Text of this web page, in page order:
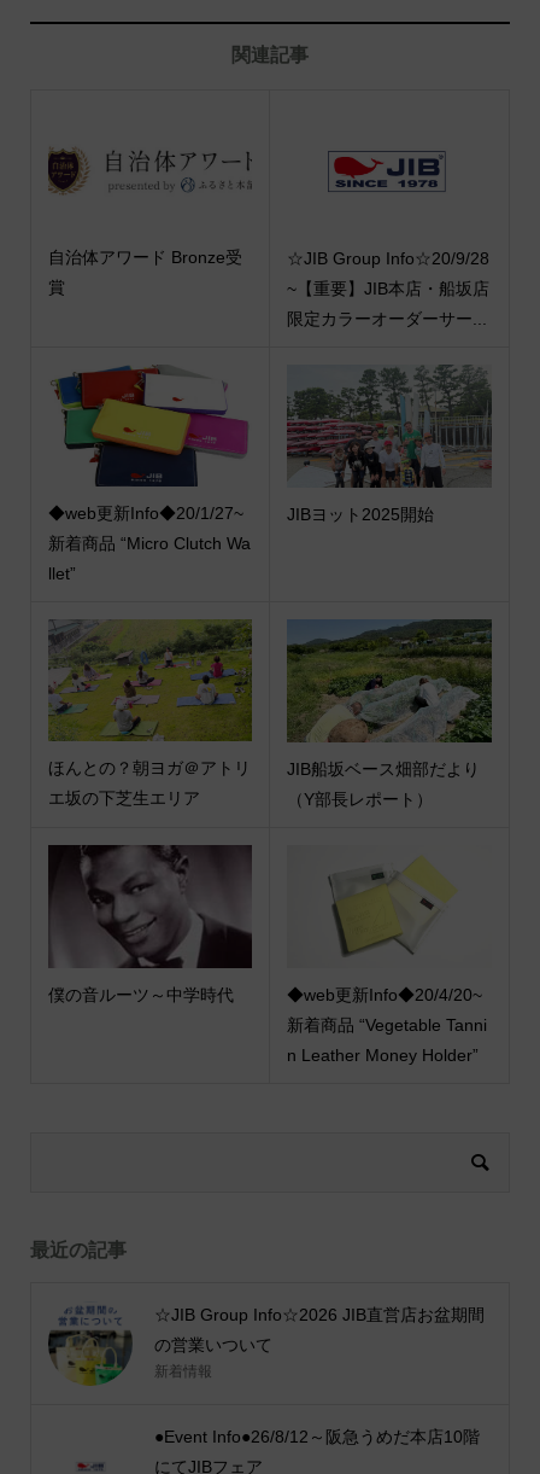
関連記事
自治体アワード Bronze受
賞
☆JIB Group Info☆20/9/28
~【重要】JIB本店・船坂店
限定カラーオーダーサー...
◆web更新Info◆20/1/27~
新着商品 “Micro Clutch Wa
llet”
JIBヨット2025開始
ほんとの？朝ヨガ＠アトリ
エ坂の下芝生エリア
JIB船坂ベース畑部だより
（Y部長レポート）
僕の音ルーツ～中学時代
◆web更新Info◆20/4/20~
新着商品 “Vegetable Tanni
n Leather Money Holder”
最近の記事
☆JIB Group Info☆2026 JIB直営店お盆期間
の営業いついて
新着情報
●Event Info●26/8/12～阪急うめだ本店10階
にてJIBフェア